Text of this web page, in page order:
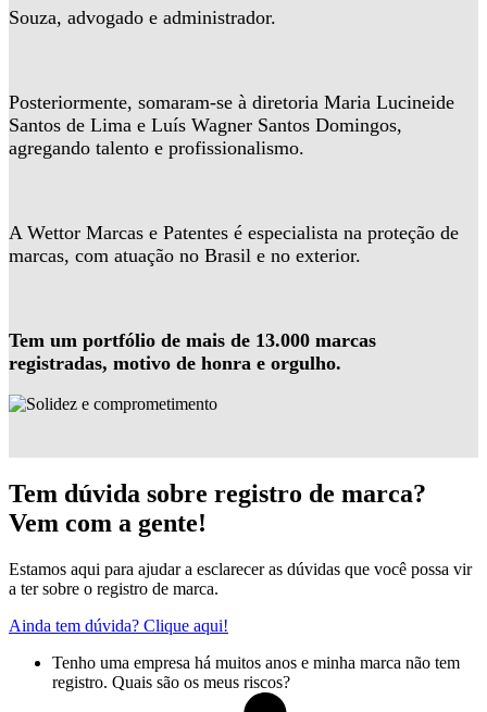
Souza, advogado e administrador.
Posteriormente, somaram-se à diretoria Maria Lucineide
Santos de Lima e Luís Wagner Santos Domingos,
agregando talento e profissionalismo.
A Wettor Marcas e Patentes é especialista na proteção de
marcas, com atuação no Brasil e no exterior.
Tem um portfólio de mais de 13.000 marcas
registradas, motivo de honra e orgulho.
Tem dúvida sobre registro de marca?
Vem com a gente!
Estamos aqui para ajudar a esclarecer as dúvidas que você possa vir
a ter sobre o registro de marca.
Ainda tem dúvida? Clique aqui!
Tenho uma empresa há muitos anos e minha marca não tem
registro. Quais são os meus riscos?